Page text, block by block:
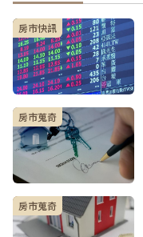
房市快訊
房市蒐奇
房市蒐奇